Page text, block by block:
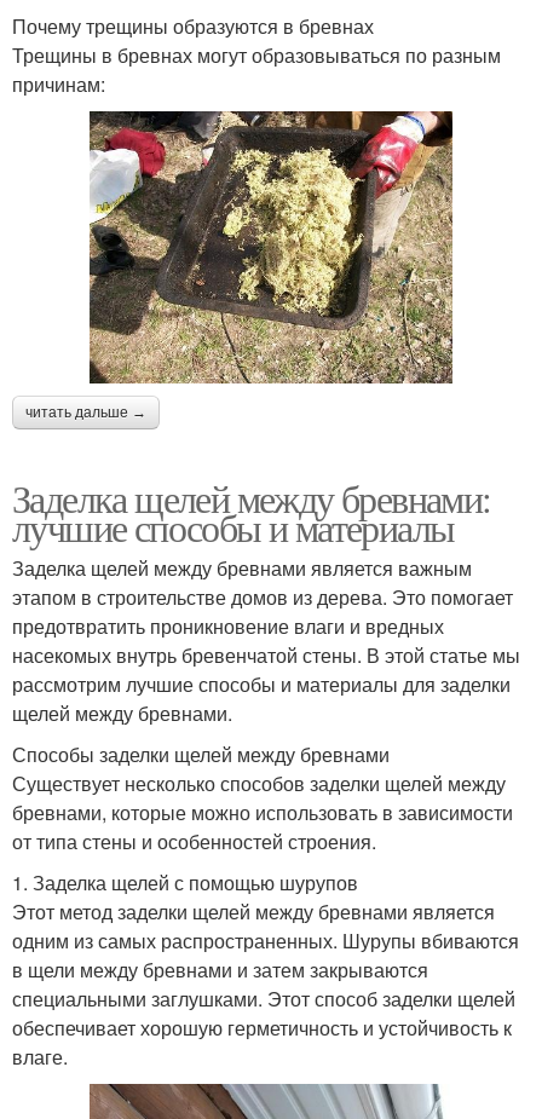
Почему трещины образуются в бревнах
Трещины в бревнах могут образовываться по разным
причинам:
читать дальше →
Заделка щелей между бревнами:
лучшие способы и материалы
Заделка щелей между бревнами является важным
этапом в строительстве домов из дерева. Это помогает
предотвратить проникновение влаги и вредных
насекомых внутрь бревенчатой стены. В этой статье мы
рассмотрим лучшие способы и материалы для заделки
щелей между бревнами.
Способы заделки щелей между бревнами
Существует несколько способов заделки щелей между
бревнами, которые можно использовать в зависимости
от типа стены и особенностей строения.
1. Заделка щелей с помощью шурупов
Этот метод заделки щелей между бревнами является
одним из самых распространенных. Шурупы вбиваются
в щели между бревнами и затем закрываются
специальными заглушками. Этот способ заделки щелей
обеспечивает хорошую герметичность и устойчивость к
влаге.